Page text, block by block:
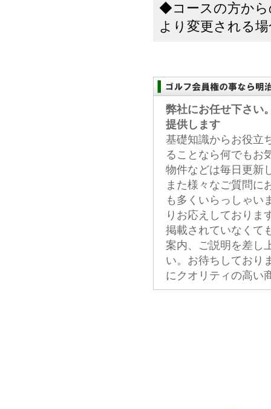
◆コースの方から
より変更される
弊社にお任せ下さい
提供します
基礎知識からお役立
ることなら何でもお
物件などは毎日更新
また様々なご質問に
も多くいらっしゃい
りお応えしておりま
掲載されていなくて
案内、ご説明を差し
い。お待ちしており
にクオリティの高い